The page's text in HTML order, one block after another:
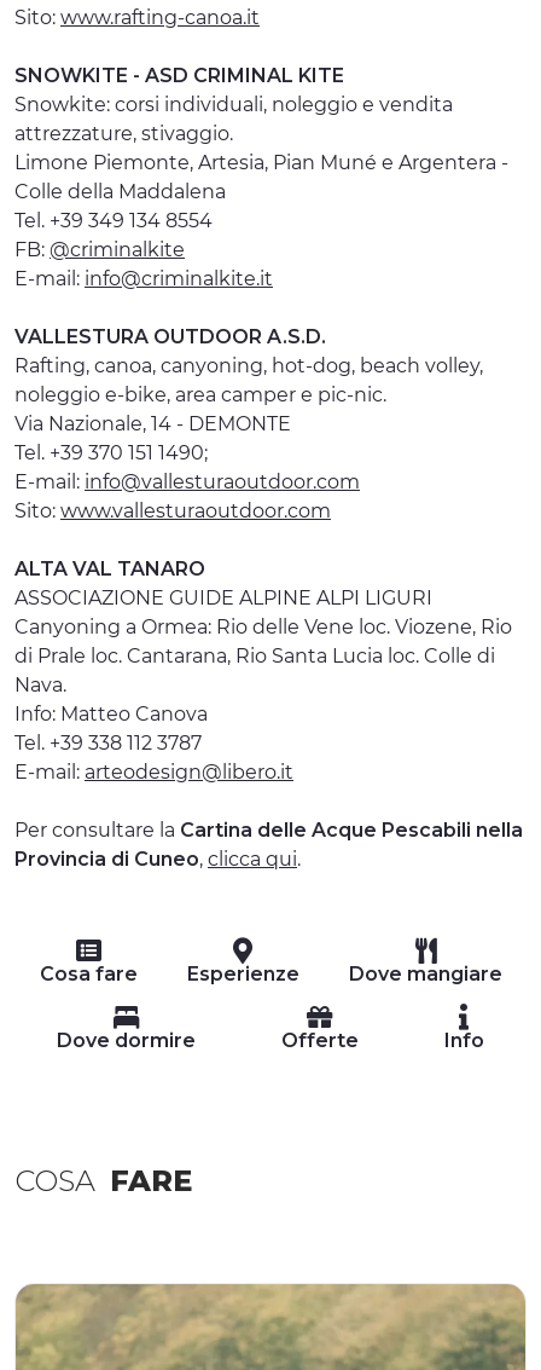
Sito: www.rafting-canoa.it
SNOWKITE - ASD CRIMINAL KITE
Snowkite: corsi individuali, noleggio e vendita
attrezzature, stivaggio.
Limone Piemonte, Artesia, Pian Muné e Argentera -
Colle della Maddalena
Tel. +39 349 134 8554
FB: @criminalkite
E-mail: info@criminalkite.it
VALLESTURA OUTDOOR A.S.D.
Rafting, canoa, canyoning, hot-dog, beach volley,
noleggio e-bike, area camper e pic-nic.
Via Nazionale, 14 - DEMONTE
Tel. +39 370 151 1490;
E-mail: info@vallesturaoutdoor.com
Sito: www.vallesturaoutdoor.com
ALTA VAL TANARO
ASSOCIAZIONE GUIDE ALPINE ALPI LIGURI
Canyoning a Ormea: Rio delle Vene loc. Viozene, Rio
di Prale loc. Cantarana, Rio Santa Lucia loc. Colle di
Nava.
Info: Matteo Canova
Tel. +39 338 112 3787
E-mail: arteodesign@libero.it
Per consultare la Cartina delle Acque Pescabili nella
Provincia di Cuneo, clicca qui.
Cosa fare Esperienze Dove mangiare
Dove dormire Offerte Info
COSA FARE